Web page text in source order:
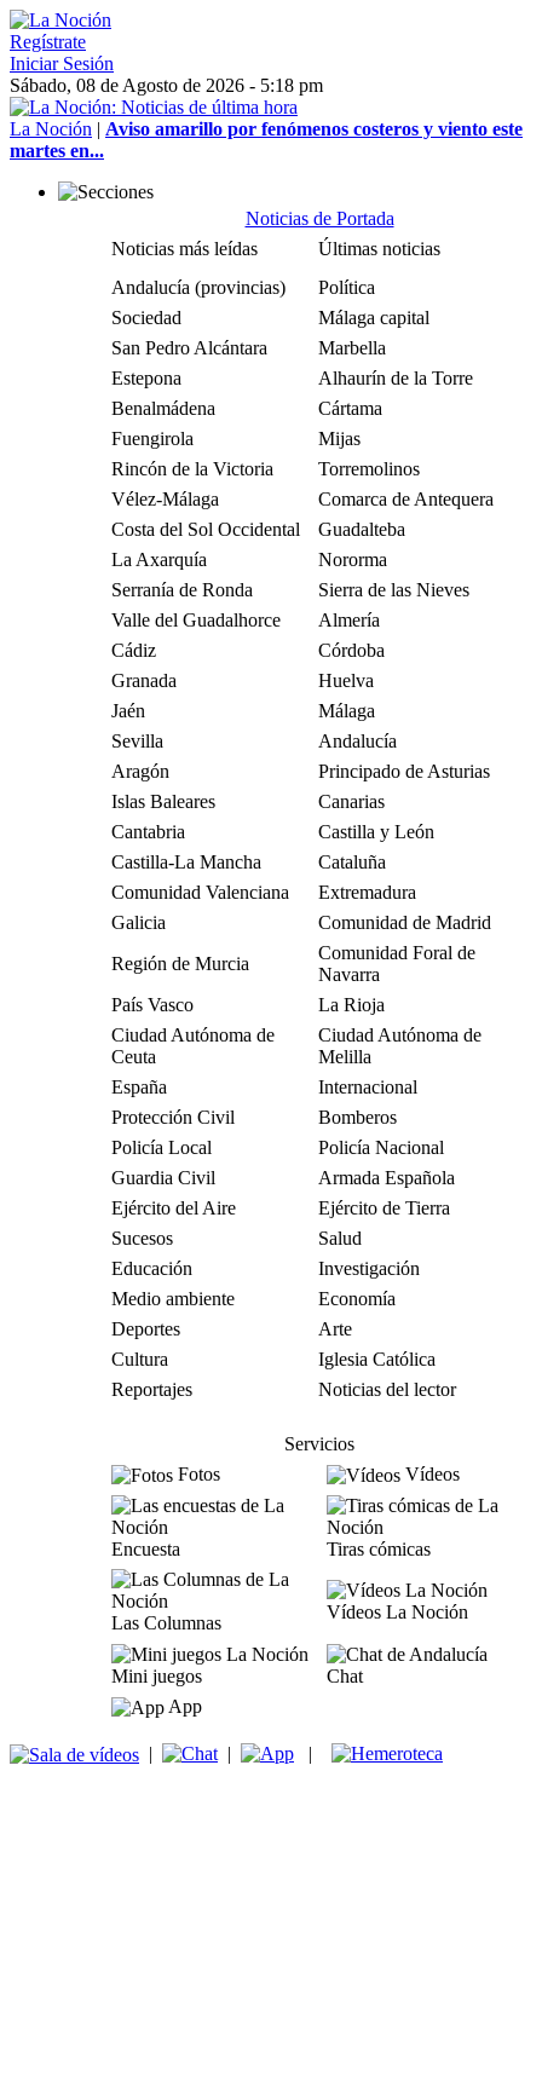
Regístrate
Iniciar Sesión
Sábado, 08 de Agosto de 2026 - 5:18 pm
La Noción | Aviso amarillo por fenómenos costeros y viento este
martes en...
Noticias de Portada
Noticias más leídas
Últimas noticias
Andalucía (provincias)
Política
Sociedad
Málaga capital
San Pedro Alcántara
Marbella
Estepona
Alhaurín de la Torre
Benalmádena
Cártama
Fuengirola
Mijas
Rincón de la Victoria
Torremolinos
Vélez-Málaga
Comarca de Antequera
Costa del Sol Occidental
Guadalteba
La Axarquía
Nororma
Serranía de Ronda
Sierra de las Nieves
Valle del Guadalhorce
Almería
Cádiz
Córdoba
Granada
Huelva
Jaén
Málaga
Sevilla
Andalucía
Aragón
Principado de Asturias
Islas Baleares
Canarias
Cantabria
Castilla y León
Castilla-La Mancha
Cataluña
Comunidad Valenciana
Extremadura
Galicia
Comunidad de Madrid
Región de Murcia
Comunidad Foral de
Navarra
País Vasco
La Rioja
Ciudad Autónoma de
Ceuta
Ciudad Autónoma de
Melilla
España
Internacional
Protección Civil
Bomberos
Policía Local
Policía Nacional
Guardia Civil
Armada Española
Ejército del Aire
Ejército de Tierra
Sucesos
Salud
Educación
Investigación
Medio ambiente
Economía
Deportes
Arte
Cultura
Iglesia Católica
Reportajes
Noticias del lector
Servicios
Fotos
Vídeos
Encuesta Tiras cómicas
Las Columnas
Vídeos La Noción
Mini juegos
Chat
App
| | |